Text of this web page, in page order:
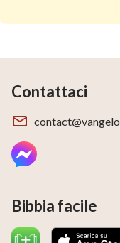
Contattaci
Bibbia facile